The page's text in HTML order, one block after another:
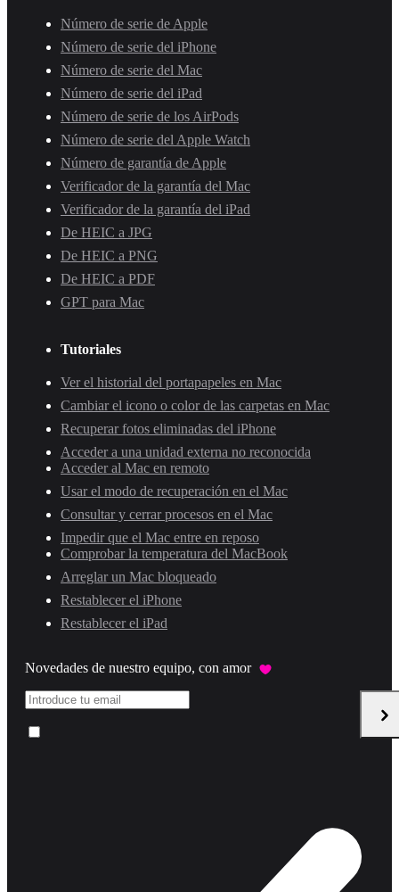
Número de serie de Apple
Número de serie del iPhone
Número de serie del Mac
Número de serie del iPad
Número de serie de los AirPods
Número de serie del Apple Watch
Número de garantía de Apple
Verificador de la garantía del Mac
Verificador de la garantía del iPad
De HEIC a JPG
De HEIC a PNG
De HEIC a PDF
GPT para Mac
Tutoriales
Ver el historial del portapapeles en Mac
Cambiar el icono o color de las carpetas en Mac
Recuperar fotos eliminadas del iPhone
Acceder a una unidad externa no reconocida
Acceder al Mac en remoto
Usar el modo de recuperación en el Mac
Consultar y cerrar procesos en el Mac
Impedir que el Mac entre en reposo
Comprobar la temperatura del MacBook
Arreglar un Mac bloqueado
Restablecer el iPhone
Restablecer el iPad
Novedades de nuestro equipo, con amor